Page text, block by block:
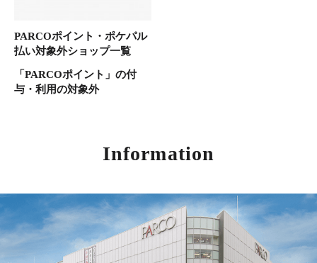
PARCOポイント・ポケパル
払い対象外ショップ一覧
「PARCOポイント」の付
与・利用の対象外
Information